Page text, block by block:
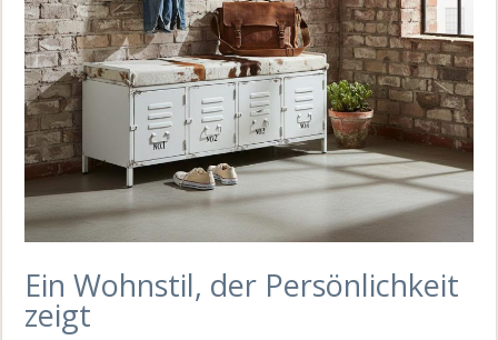
Ein Wohnstil, der Persönlichkeit
zeigt